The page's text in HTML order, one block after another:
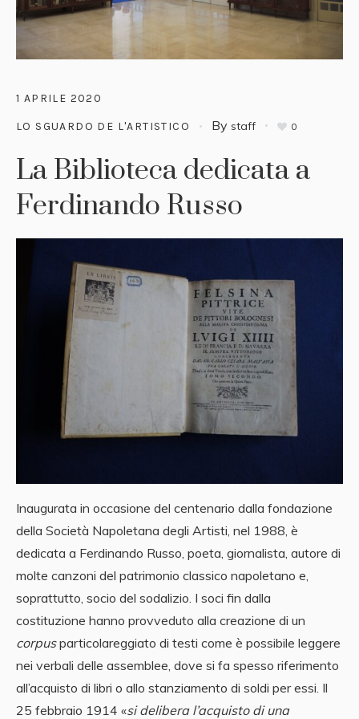
1 APRILE 2020
LO SGUARDO DE L'ARTISTICO By staff 0
La Biblioteca dedicata a
Ferdinando Russo
Inaugurata in occasione del centenario dalla fondazione
della Società Napoletana degli Artisti, nel 1988, è
dedicata a Ferdinando Russo, poeta, giornalista, autore di
molte canzoni del patrimonio classico napoletano e,
soprattutto, socio del sodalizio. I soci fin dalla
costituzione hanno provveduto alla creazione di un
corpusparticolareggiato di testi come è possibile leggere
nei verbali delle assemblee, dove si fa spesso riferimento
all’acquisto di libri o allo stanziamento di soldi per essi. Il
25 febbraio 1914 «si delibera l’acquisto di una